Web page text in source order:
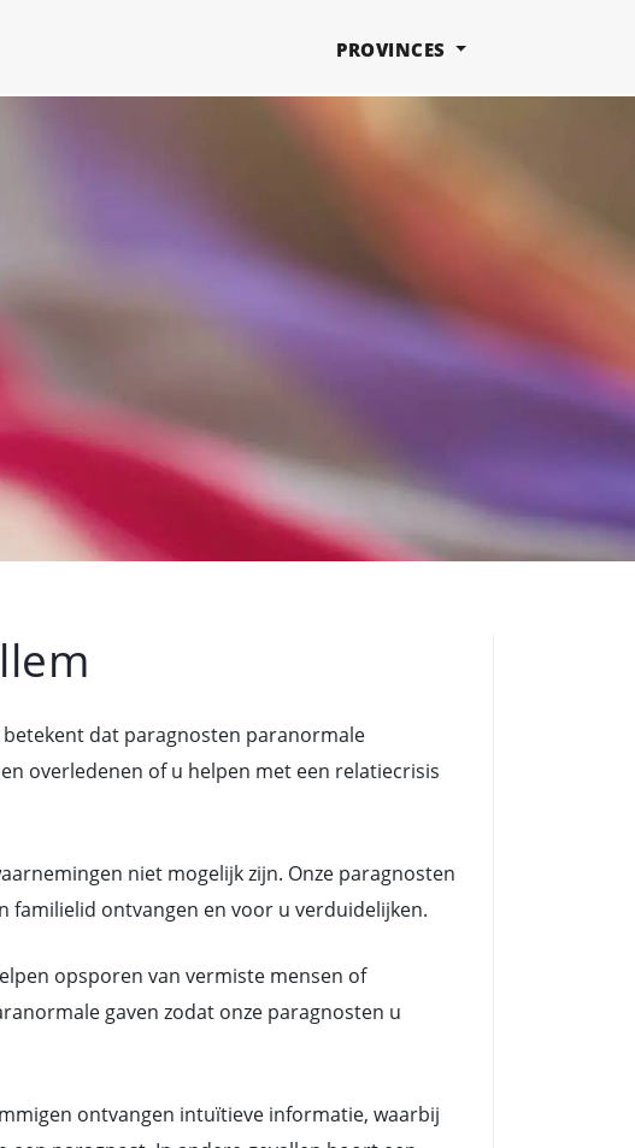
PROVINCES
dat paragnosten paranormale
overledenen of u helpen met een relatiecrisis
niet mogelijk zijn. Onze paragnosten
familielid ontvangen en voor u verduidelijken.
opsporen van vermiste mensen of
gaven zodat onze paragnosten u
ontvangen intuïtieve informatie, waarbij